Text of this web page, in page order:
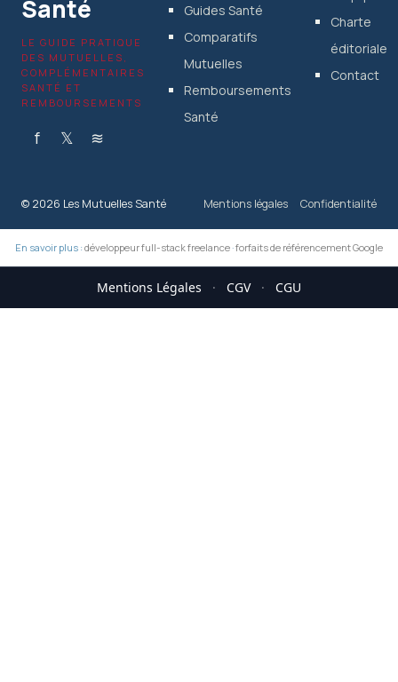
Santé
LE GUIDE PRATIQUE
DES MUTUELLES,
COMPLÉMENTAIRES
SANTÉ ET
REMBOURSEMENTS
f 𝕏 ≋
Guides Santé
Comparatifs
Mutuelles
Remboursements
Santé
Charte
éditoriale
Contact
© 2026 Les Mutuelles Santé Mentions légales Confidentialité
En savoir plus : développeur full-stack freelance·forfaits de référencement Google
Mentions Légales · CGV · CGU